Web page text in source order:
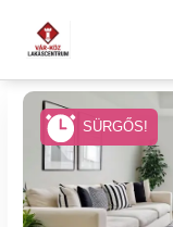
SÜRGŐS!